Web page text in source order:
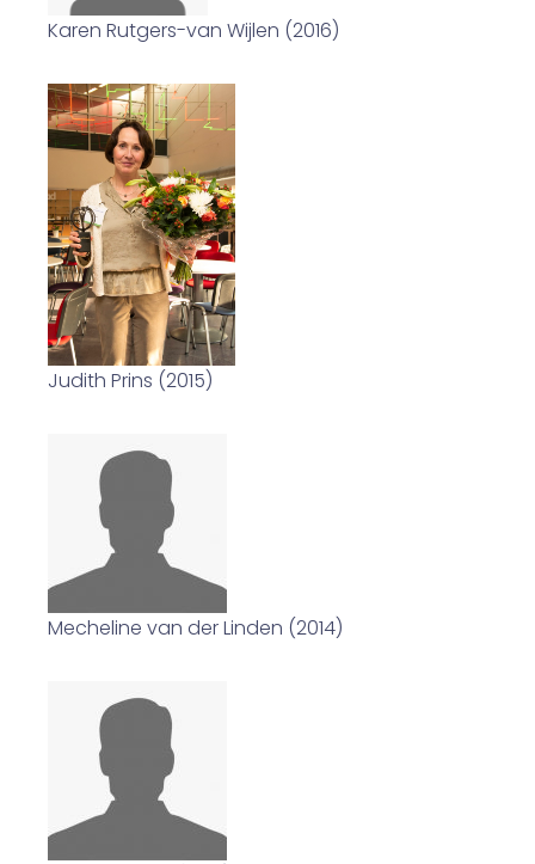
Karen Rutgers-van Wijlen (2016)
Judith Prins (2015)
Mecheline van der Linden (2014)